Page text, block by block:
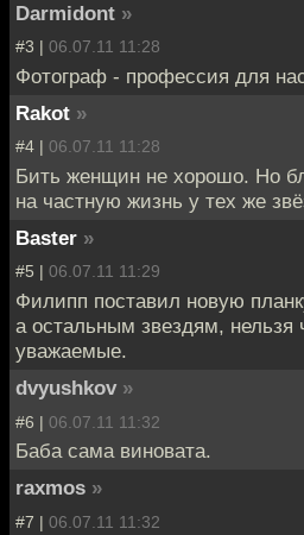
Darmidont »
#3 | 06.07.11 11:28
Фотограф - профессия для
Rakot »
#4 | 06.07.11 11:28
Бить женщин не хорошо. Но
на частную жизнь у тех же
Baster »
#5 | 06.07.11 11:29
Филипп поставил новую
а остальным звездям,
уважаемые.
dvyushkov »
#6 | 06.07.11 11:32
Баба сама виновата.
raxmos »
#7 | 06.07.11 11:32